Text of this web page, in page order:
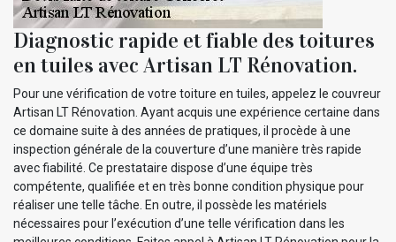
Diagnostic rapide et fiable des toitures
en tuiles avec Artisan LT Rénovation.
Pour une vérification de votre toiture en tuiles, appelez le couvreur
Artisan LT Rénovation. Ayant acquis une expérience certaine dans
ce domaine suite à des années de pratiques, il procède à une
inspection générale de la couverture d’une manière très rapide
avec fiabilité. Ce prestataire dispose d’une équipe très
compétente, qualifiée et en très bonne condition physique pour
réaliser une telle tâche. En outre, il possède les matériels
nécessaires pour l’exécution d’une telle vérification dans les